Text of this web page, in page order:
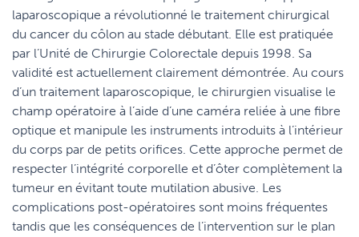
laparoscopique a révolutionné le traitement chirurgical
du cancer du côlon au stade débutant. Elle est pratiquée
par l’Unité de Chirurgie Colorectale depuis 1998. Sa
validité est actuellement clairement démontrée. Au cours
d’un traitement laparoscopique, le chirurgien visualise le
champ opératoire à l’aide d’une caméra reliée à une fibre
optique et manipule les instruments introduits à l’intérieur
du corps par de petits orifices. Cette approche permet de
respecter l’intégrité corporelle et d’ôter complètement la
tumeur en évitant toute mutilation abusive. Les
complications post-opératoires sont moins fréquentes
tandis que les conséquences de l’intervention sur le plan